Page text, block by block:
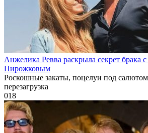
Анжелика Ревва раскрыла секрет брака
Пирожковым
Роскошные закаты, поцелуи под
перезагрузка
018